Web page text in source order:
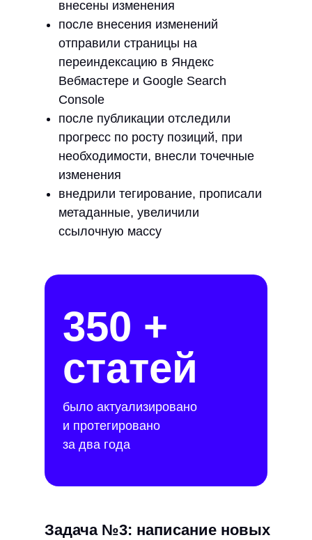
внесены изменения
после внесения изменений
отправили страницы на
переиндексацию в Яндекс
Вебмастере и Google Search
Console
после публикации отследили
прогресс по росту позиций, при
необходимости, внесли точечные
изменения
внедрили тегирование, прописали
метаданные, увеличили
ссылочную массу
350 +
статей
было актуализировано
и протегировано
за два года
Задача №3: написание новых